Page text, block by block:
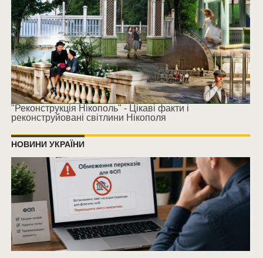
"Реконструкція Нікополь" - Цікаві факти і
реконструйовані світлини Нікополя
НОВИНИ УКРАЇНИ